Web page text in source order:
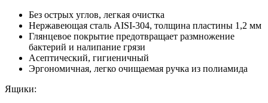
Без острых углов, легкая очистка
Нержавеющая сталь AISI-304, толщина пластины 1,2 мм
Глянцевое покрытие предотвращает размножение
бактерий и налипание грязи
Асептический, гигиеничный
Эргономичная, легко очищаемая ручка из полиамида
Ящики: